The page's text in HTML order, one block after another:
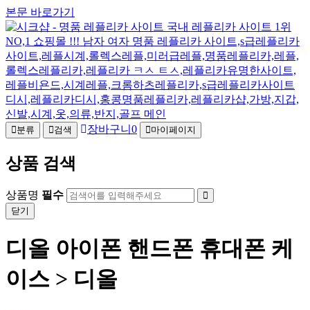
본문 바로가기
분류 검색 장바구니 0 마이페이지
상품 검색
상품명 필수
닫기
디올 아이폰 핸드폰 휴대폰 케
이스 > 디올